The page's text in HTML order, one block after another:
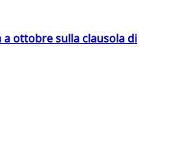
ottobre sulla clausola di